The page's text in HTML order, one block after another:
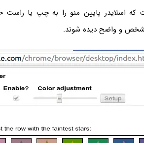
اسلایدر پایین منو را به چپ یا راست
و واضح دیده شوند.